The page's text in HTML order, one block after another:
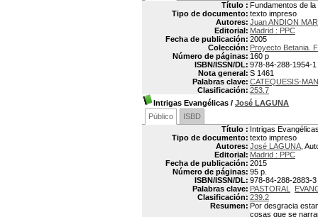
Título : Fundamentos de
Tipo de documento: texto impreso
Autores: Juan ANDION
Editorial: Madrid : PPC
Fecha de publicación: 2005
Colección: Proyecto Betania.
Número de páginas: 160 p
ISBN/ISSN/DL: 978-84-288-1954-1
Nota general: S 1461
Palabras clave: CATEQUESIS-
Clasificación: 253.7
Intrigas Evangélicas / José LAGUNA
Público
ISBD
Título : Intrigas
Tipo de documento: texto impreso
Autores: José LAGUNA ,
Editorial: Madrid : PPC
Fecha de publicación: 2015
Número de páginas: 95 p.
ISBN/ISSN/DL: 978-84-288-2883-3
Palabras clave: PASTORAL
Clasificación: 239.2
Resumen: Por desgracia
cosas que se